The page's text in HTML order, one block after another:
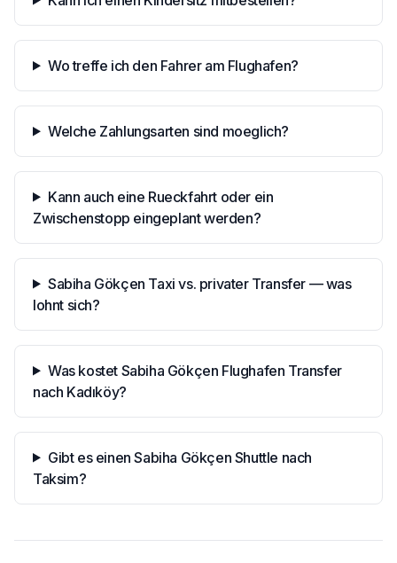
Wo treffe ich den Fahrer am Flughafen?
Welche Zahlungsarten sind moeglich?
Kann auch eine Rueckfahrt oder ein
Zwischenstopp eingeplant werden?
Sabiha Gökçen Taxi vs. privater Transfer — was
lohnt sich?
Was kostet Sabiha Gökçen Flughafen Transfer
nach Kadıköy?
Gibt es einen Sabiha Gökçen Shuttle nach
Taksim?